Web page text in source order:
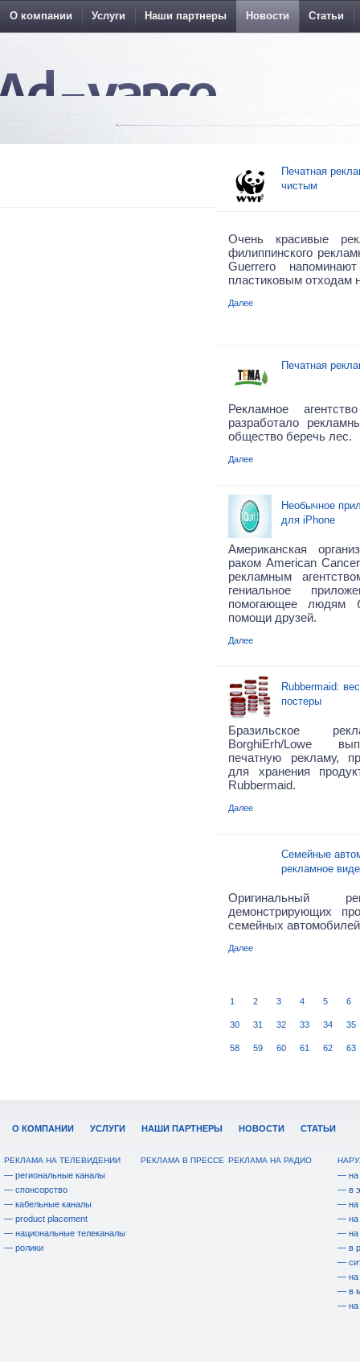
О компании Услуги Наши партнеры Новости Статьи
Печатная
чистым
Очень красивые
филиппинского
Guerrero
пластиковым отходам
Далее
Печатная
Рекламное
разработало
общество беречь лес.
Далее
Необычное
для iPhone
Американская
раком American
рекламным
гениальное
помогающее людям
помощи друзей.
Далее
Rubbermaid:
постеры
Бразильское
BorghiErh/Lowe
печатную рекламу,
для хранения
Rubbermaid.
Далее
Семейные
рекламное
Оригинальный
демонстрирующих
семейных
Далее
1 2 3 4 5 6
30 31 32 33 34 35
58 59 60 61 62 63
О КОМПАНИИ УСЛУГИ НАШИ ПАРТНЕРЫ НОВОСТИ СТАТЬИ
РЕКЛАМА НА ТЕЛЕВИДЕНИИ
— региональные каналы
— спонсорство
— кабельные каналы
— product placement
— национальные телеканалы
— ролики
РЕКЛАМА В ПРЕССЕ РЕКЛАМА НА РАДИО
— на
— в
— на
— на
— на
— в
—
— на
— в
— на